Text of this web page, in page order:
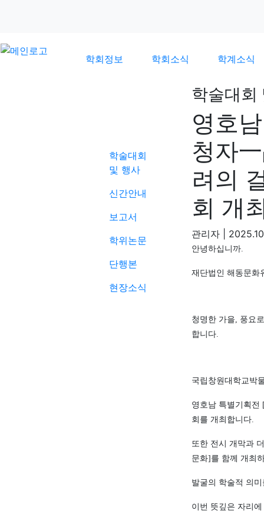
학회정보 학회소식 학계소식
학술대회
및 행사
신간안내
보고서
학위논문
단행본
현장소식
학술대회
영호
청자
려의
회 개
관리자
안녕하십니까.
재단법인 해동문화
청명한 가을, 풍요
합니다.
국립창원대학교박
영호남 특별기획전
회를 개최합니다.
또한 전시 개막과
문화] 를 함께 개최
발굴의 학술적 의
이번 뜻깊은 자리